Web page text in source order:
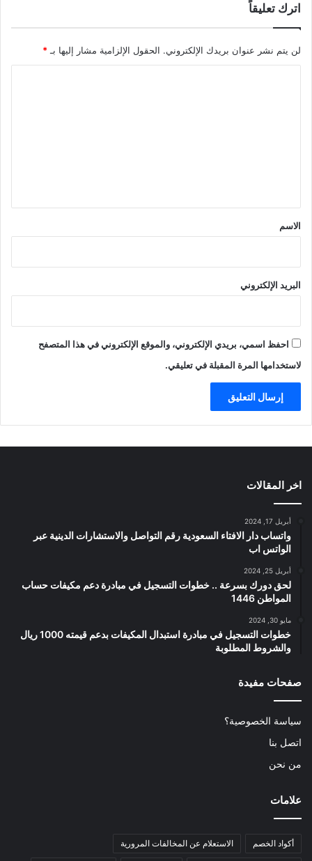
اترك تعليقاً
لن يتم نشر عنوان بريدك الإلكتروني. الحقول الإلزامية مشار إليها بـ *
*
الاسم
البريد الإلكتروني
احفظ اسمي، بريدي الإلكتروني، والموقع الإلكتروني في هذا المتصفح
لاستخدامها المرة المقبلة في تعليقي.
اخر المقالات
أبريل 17, 2024
واتساب دار الافتاء السعودية رقم التواصل والاستشارات الدينية عبر
الواتس اب
أبريل 25, 2024
لحق دورك بسرعة .. خطوات التسجيل في مبادرة دعم مكيفات حساب
المواطن 1446
مايو 30, 2024
خطوات التسجيل في مبادرة استبدال المكيفات بدعم قيمته 1000 ريال
والشروط المطلوبة
صفحات مفيدة
سياسة الخصوصية؟
اتصل بنا
من نحن
علامات
أكواد الخصم الاستعلام عن المخالفات المرورية